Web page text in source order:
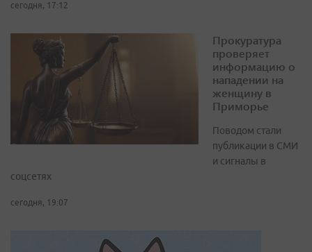
сегодня, 17:12
Прокуратура
проверяет
информацию о
нападении на
женщину в
Приморье
Поводом стали
публикации в СМИ
и сигналы в
соцсетях
сегодня, 19:07